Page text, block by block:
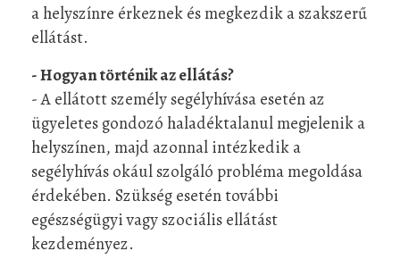
a helyszínre érkeznek és megkezdik a szakszerű
ellátást.
- Hogyan történik az ellátás?
- A ellátott személy segélyhívása esetén az
ügyeletes gondozó haladéktalanul megjelenik a
helyszínen, majd azonnal intézkedik a
segélyhívás okául szolgáló probléma megoldása
érdekében. Szükség esetén további
egészségügyi vagy szociális ellátást
kezdeményez.